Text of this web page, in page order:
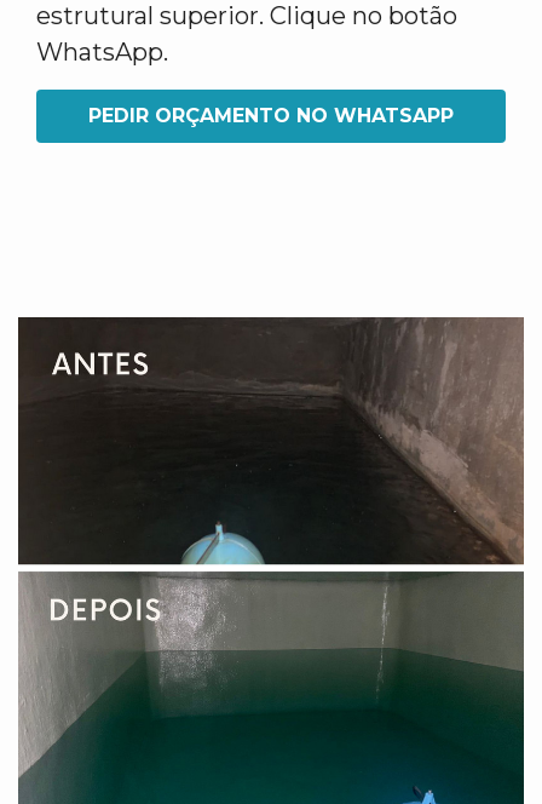
estrutural superior. Clique no botão
WhatsApp.
PEDIR ORÇAMENTO NO WHATSAPP